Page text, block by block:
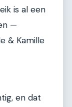
is al een
—
& Kamille
en dat